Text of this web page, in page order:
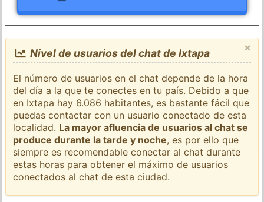
×
Nivel de usuarios del chat de Ixtapa
El número de usuarios en el chat depende de la hora
del día a la que te conectes en tu país. Debido a que
en Ixtapa hay 6.086 habitantes, es bastante fácil que
puedas contactar con un usuario conectado de esta
localidad. La mayor afluencia de usuarios al chat se
produce durante la tarde y noche, es por ello que
siempre es recomendable conectar al chat durante
estas horas para obtener el máximo de usuarios
conectados al chat de esta ciudad.